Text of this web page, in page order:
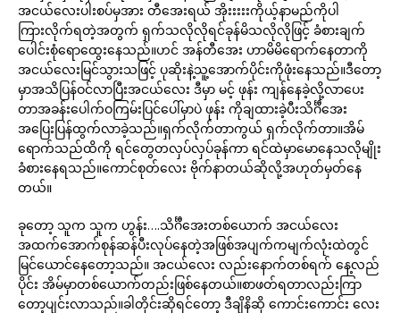
အငယ်လေးပါးစပ်မှအား တီအေးရယ် အိုးးးးးကိုယ့်နာမည်ကိုပါ
ကြားလိုက်ရတဲ့အတွက် ရှက်သလိုလိုရင်ခုန်မိသလိုလိုဖြင့် ခံစားချက်
ပေါင်းစုံရောထွေးနေသည်။ဟင် အန်တီအေး ဟာမိမိရောက်နေတာကို
အငယ်လေးမြင်သွားသဖြင့် ပုဆိုးနဲ့သူ့အောက်ပိုင်းကိုဖုံးနေသည်။ဒီတော့
မှာအသိပြန်ဝင်လာပြီးအငယ်လေး ဒီမှာ မင့် ဖုန်း ကျန်နေခဲ့လို့လာပေး
တာအခန်းပေါက်ဝကြမ်းပြင်ပေါ်မှာပဲ ဖုန်း ကိုချထားခဲ့ပီးသိင်္ဂီအေး
အပြေးပြန်ထွက်လာခဲ့သည်။ရှက်လိုက်တာကွယ် ရှက်လိုက်တာ။အိမ်
ရောက်သည်ထိကို ရင်တွေတလှပ်လှပ်ခုန်ကာ ရင်ထဲမှာမောနေသလိုမျိုး
ခံစားနေရသည်။ကောင်စုတ်လေး ဗိုက်နာတယ်ဆိုလို့အဟုတ်မှတ်နေ
တယ်။
ခုတော့ သူက သူက ဟွန်း….သိင်္ဂီအေးတစ်ယောက် အငယ်လေး
အထက်အောက်စုန်ဆန်ပီးလုပ်နေတဲ့အဖြစ်အပျက်ကမျက်လုံးထဲတွင်
မြင်ယောင်နေတော့သည်။ အငယ်လေး လည်းနောက်တစ်ရက် နေ့လည်
ပိုင်း အိမ်မှာတစ်ယောက်တည်းဖြစ်နေတယ်။စာဖတ်ရတာလည်းကြာ
တော့ပျင်းလာသည်။ခါတိုင်းဆိုရင်တော့ ဒီချိနိဆို ကောင်းကောင်း လေး